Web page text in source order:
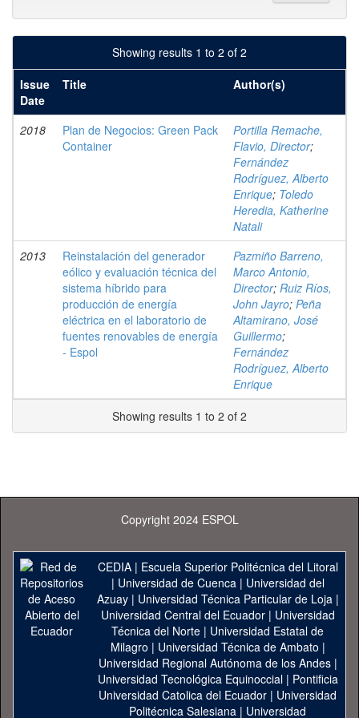
Showing results 1 to 2 of 2
Issue
Date
Title Author(s)
2018
Plan de Negocios: Green Pack
Container
Portilla Remache,
Flavio, Director;
Fernández
Rodríguez, Alberto
Enrique; Toledo
Heredia, Katherine
Natali
2013
Reinstalación del generador
eólico y evaluación técnica del
sistema híbrido para
producción de energía
eléctrica en el laboratorio de
fuentes renovables de energía
- Espol
Pazmiño Barreno,
Marco Antonio,
Director; Ruiz Ríos,
John Jayro; Peña
Altamirano, José
Guillermo;
Fernández
Rodríguez, Alberto
Enrique
Showing results 1 to 2 of 2
Copyright 2024 ESPOL
CEDIA| Escuela Superior Politécnica del Litoral
| Universidad de Cuenca| Universidad del
Azuay| Universidad Técnica Particular de Loja|
Universidad Central del Ecuador| Universidad
Técnica del Norte | Universidad Estatal de
Milagro | Universidad Técnica de Ambato |
Universidad Regional Autónoma de los Andes|
Universidad Tecnológica Equinoccial| Pontificia
Universidad Catolica del Ecuador | Universidad
Politécnica Salesiana | Universidad